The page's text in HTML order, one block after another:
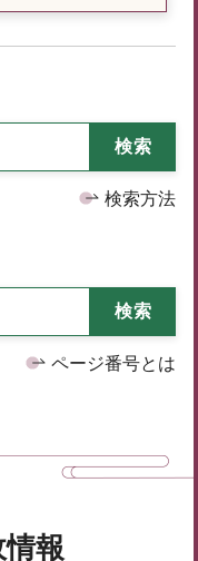
検索方法
ページ番号とは
報